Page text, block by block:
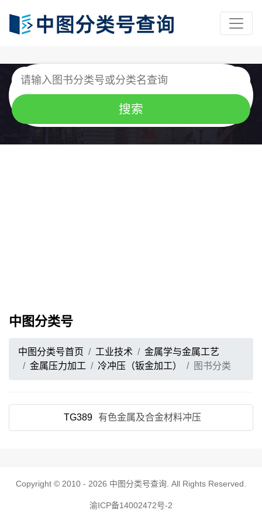
中图分类号
中图分类号首页 工业技术
金属学与金属工艺
金属压力加工
冷冲压（钣金加工） 图书分类
TG389 有色金属及合金材料冲压
Copyright © 2010 - 2026 中图分类号查询 . All Rights Reserved.
渝ICP备14002472号-2